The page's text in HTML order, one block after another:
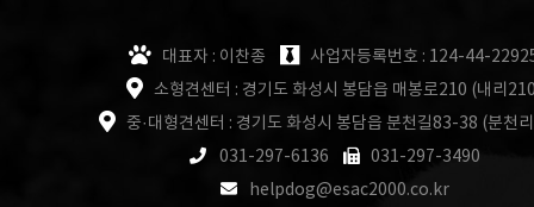
대표자 : 이찬종
사업자등록번호 : 124-44-
소형견센터 : 경기도 화성시 봉담읍 매봉로210 (내리
중·대형견센터 : 경기도 화성시 봉담읍 분천길83-38 (분천
031-297-6136
031-297-3490
helpdog@esac2000.co.kr